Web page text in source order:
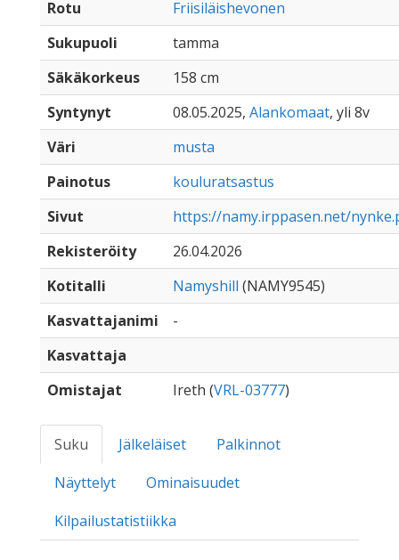
Rotu
Friisiläishevonen
Sukupuoli
tamma
Säkäkorkeus
158 cm
Syntynyt
08.05.2025, Alankomaat, yli 8v
Väri
musta
Painotus
kouluratsastus
Sivut
https://namy.irppasen.net/
Rekisteröity
26.04.2026
Kotitalli
Namyshill (NAMY9545)
Kasvattajanimi
-
Kasvattaja
Omistajat
Ireth (VRL-03777)
Suku Jälkeläiset
Palkinnot
Näyttelyt
Ominaisuudet
Kilpailustatistiikka